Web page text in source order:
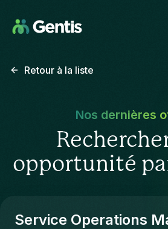
Retour à la liste
Nos dernières
opportunité
Service Operations